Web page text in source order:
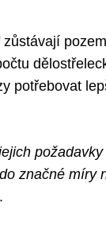
zůstávají
potřebovat
značné míry